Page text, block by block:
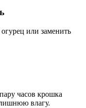
или заменить
часов крошка
лишнюю влагу.